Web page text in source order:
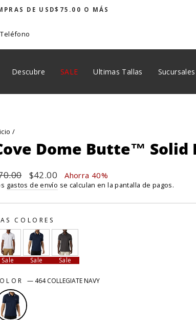
DE USD$75.00 O MÁS
Teléfono
Descubre SALE Ultimas Tallas Sucursales
/
Dome Butte™ Solid
Precio
de
$42.00 Ahorra 40%
gastos de envío se calculan en la pantalla de pagos.
COLORES
Sale Sale Sale
— 464 COLLEGIATE NAVY